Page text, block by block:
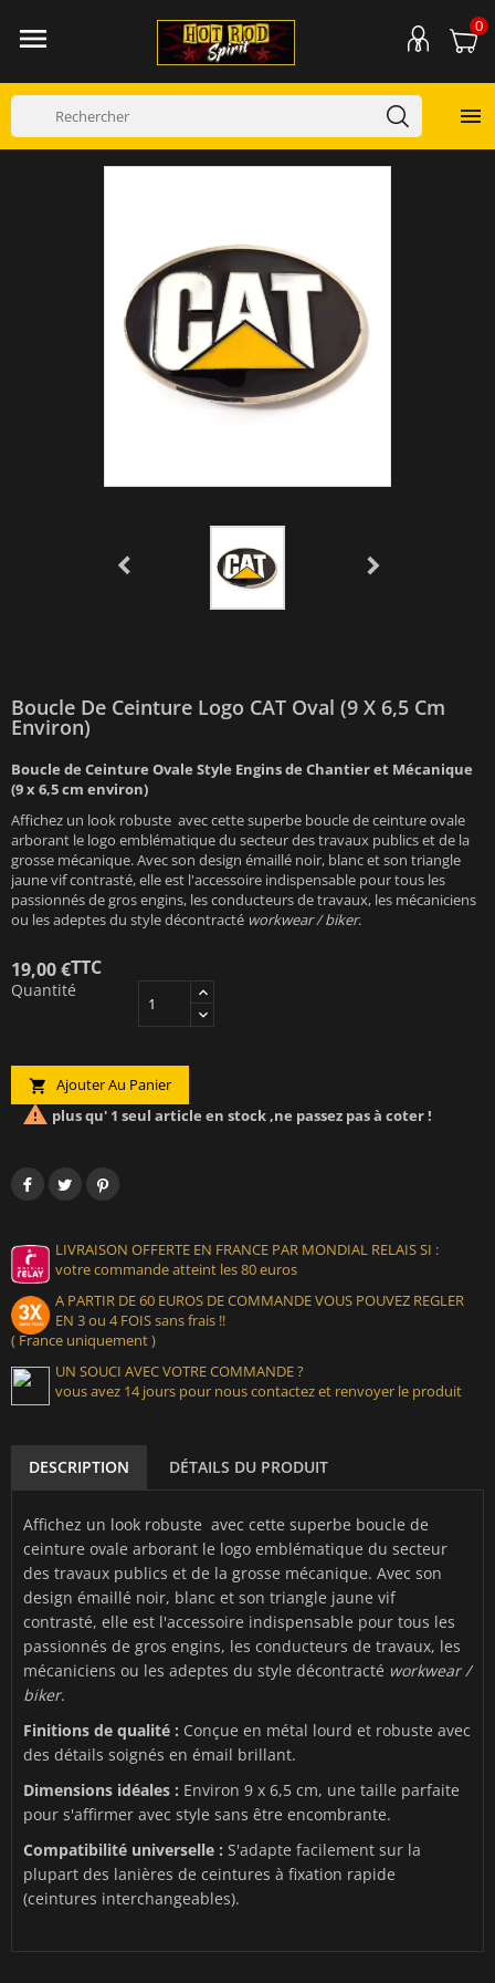
 0

Boucle De Ceinture Logo CAT Oval (9 X 6,5 Cm
Environ)
Boucle de Ceinture Ovale Style Engins de Chantier et Mécanique
(9 x 6,5 cm environ)
Affichez un look robuste avec cette superbe boucle de ceinture ovale
arborant le logo emblématique du secteur des travaux publics et de la
grosse mécanique. Avec son design émaillé noir, blanc et son triangle
jaune vif contrasté, elle est l'accessoire indispensable pour tous les
passionnés de gros engins, les conducteurs de travaux, les mécaniciens
ou les adeptes du style décontracté workwear / biker.
19,00 €TTC
Quantité
 Ajouter Au Panier
 plus qu' 1 seul article en stock ,ne passez pas à coter !
LIVRAISON OFFERTE EN FRANCE PAR MONDIAL RELAIS SI :
votre commande atteint les 80 euros
A PARTIR DE 60 EUROS DE COMMANDE VOUS POUVEZ REGLER
EN 3 ou 4 FOIS sans frais !!
( France uniquement )
UN SOUCI AVEC VOTRE COMMANDE ?
vous avez 14 jours pour nous contactez et renvoyer le produit
DESCRIPTION DÉTAILS DU PRODUIT
Affichez un look robuste avec cette superbe boucle de
ceinture ovale arborant le logo emblématique du secteur
des travaux publics et de la grosse mécanique. Avec son
design émaillé noir, blanc et son triangle jaune vif
contrasté, elle est l'accessoire indispensable pour tous les
passionnés de gros engins, les conducteurs de travaux, les
mécaniciens ou les adeptes du style décontracté workwear /
biker.
Finitions de qualité : Conçue en métal lourd et robuste avec
des détails soignés en émail brillant.
Dimensions idéales : Environ 9 x 6,5 cm, une taille parfaite
pour s'affirmer avec style sans être encombrante.
Compatibilité universelle : S'adapte facilement sur la
plupart des lanières de ceintures à fixation rapide
(ceintures interchangeables).